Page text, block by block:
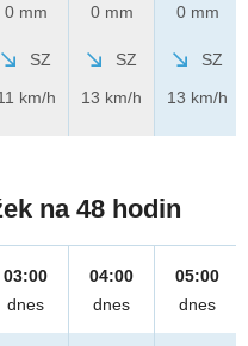
0 mm
SZ
km/h
0 mm
SZ
13 km/h
0 mm
SZ
13 km/h
na 48 hodin
03:00
dnes
04:00
dnes
05:00
dnes